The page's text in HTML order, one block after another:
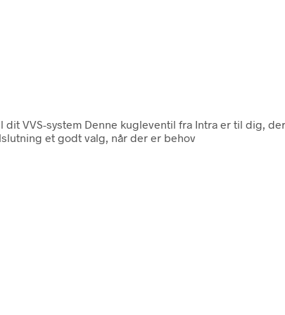
dit VVS-system Denne kugleventil fra Intra er til dig,
et godt valg, når der er behov